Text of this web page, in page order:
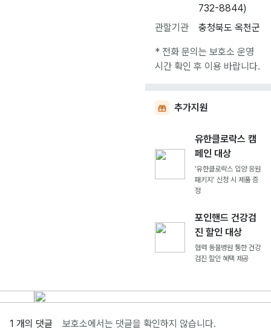
732-8844)
관할기관
충청북도 옥천군
* 전화 문의는 보호소 운영
시간 확인 후 이용 바랍니다.
추가지원
유한클로락스 캠
페인 대상
'유한클로락스 입양 응원
패키지' 신청 시 제품 증
정
포인핸드 건강검
진 할인 대상
협력 동물병원 통한 건강
검진 할인 혜택 제공
1 개의 댓글 보호소에서는 댓글을 확인하지 않습니다.